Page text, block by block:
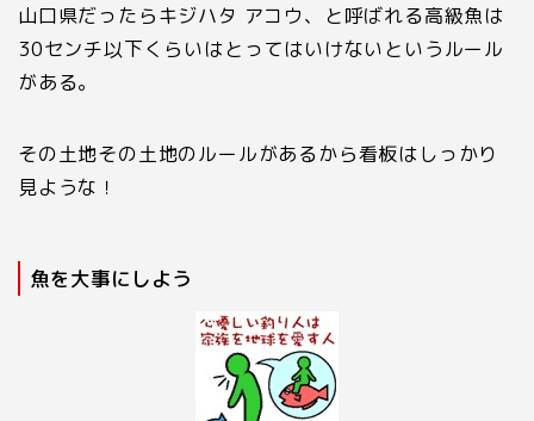
山口県だったらキジハタ アコウ、と呼ばれる高級魚は
30センチ以下くらいはとってはいけないというルール
がある。
その土地その土地のルールがあるから看板はしっかり
見ような！
魚を大事にしよう